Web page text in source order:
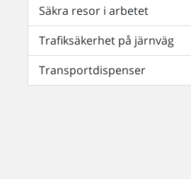
Säkra resor i arbetet
Trafiksäkerhet på järnväg
Transportdispenser